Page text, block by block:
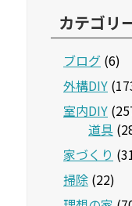
カテゴリ
ブログ (6)
外構DIY
室内DIY
道具
家づくり
掃除 (22)